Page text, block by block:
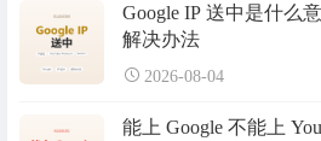
Google IP 送中是什么
解决办法
2026-08-04
能上 Google 不能上